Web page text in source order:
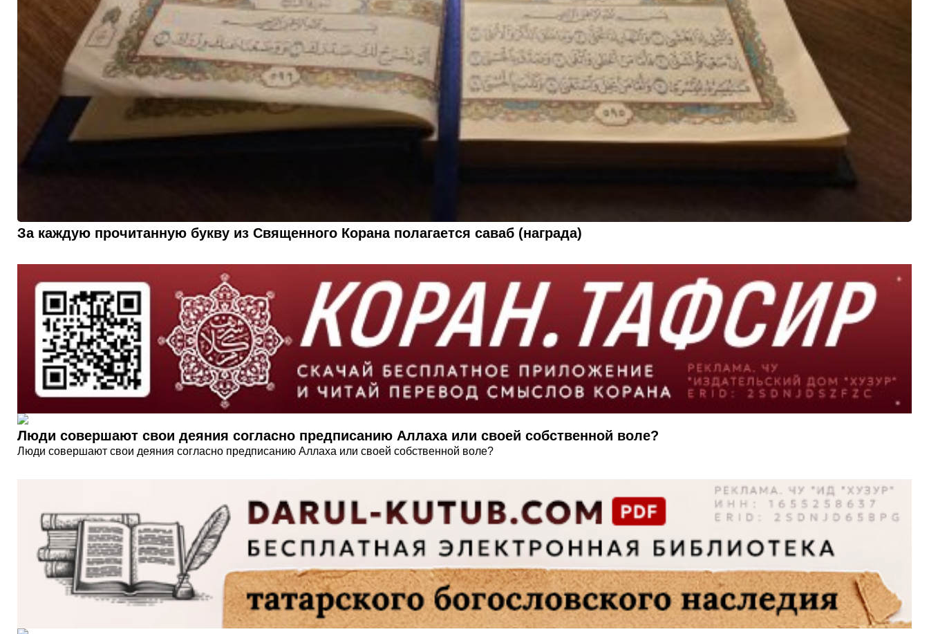
За каждую прочитанную букву из Священного Корана полагается саваб (награда)
Люди совершают свои деяния согласно предписанию Аллаха или своей собственной воле?
Люди совершают свои деяния согласно предписанию Аллаха или своей собственной воле?